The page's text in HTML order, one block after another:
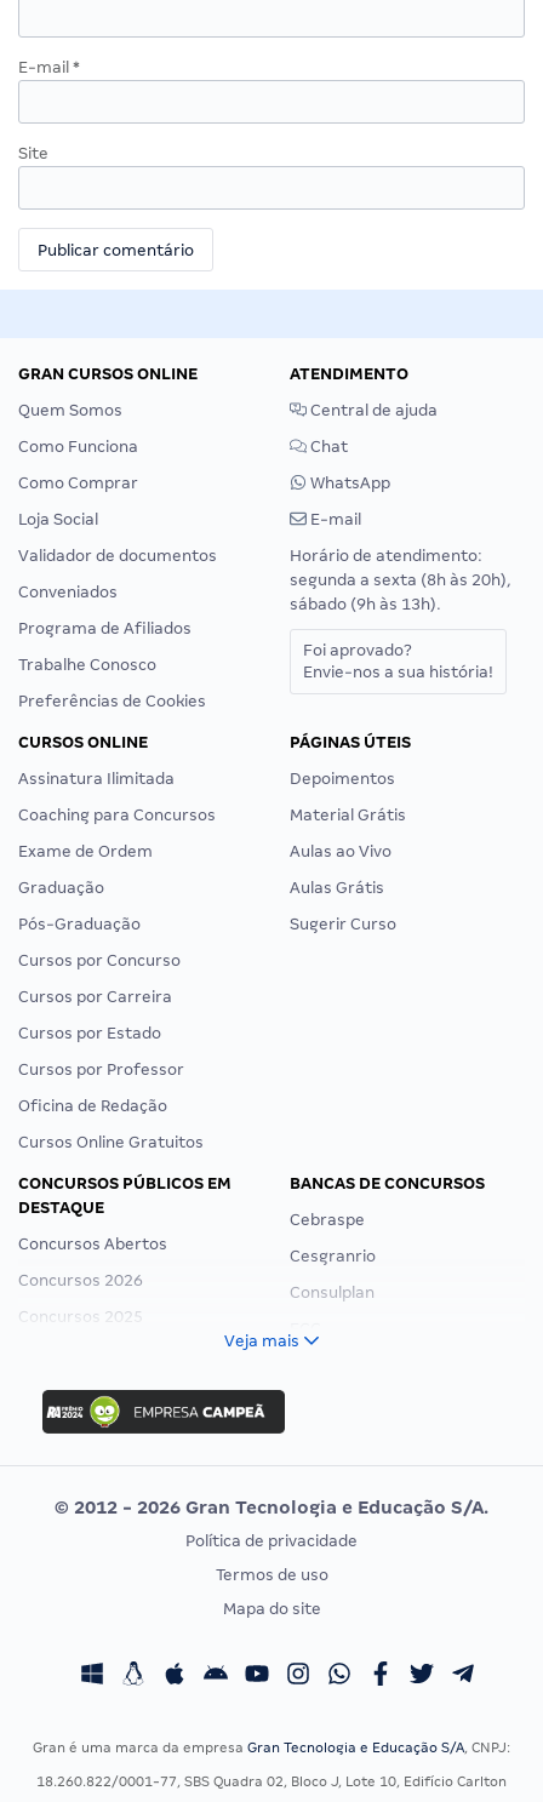
E-mail *
Site
GRAN CURSOS ONLINE
Quem Somos
Como Funciona
Como Comprar
Loja Social
Validador de documentos
Conveniados
Programa de Afiliados
Trabalhe Conosco
Preferências de Cookies
ATENDIMENTO
Central de ajuda
Chat
WhatsApp
E-mail
Horário de atendimento:
segunda a sexta (8h às 20h),
sábado (9h às 13h).
Foi aprovado?
Envie-nos a sua história!
CURSOS ONLINE
Assinatura Ilimitada
Coaching para Concursos
Exame de Ordem
Graduação
Pós-Graduação
Cursos por Concurso
Cursos por Carreira
Cursos por Estado
Cursos por Professor
Oficina de Redação
Cursos Online Gratuitos
PÁGINAS ÚTEIS
Depoimentos
Material Grátis
Aulas ao Vivo
Aulas Grátis
Sugerir Curso
CONCURSOS PÚBLICOS EM
DESTAQUE
Concursos Abertos
Concursos 2026
Concursos 2025
Concurso Ibama
Concurso MPU
Editais publicados
BANCAS DE CONCURSOS
Cebraspe
Cesgranrio
Consulplan
Vunesp
CONCURSOS POR PROFISSÃO
Concursos Fiscais
EXAME DE ORDEM
Calendário OAB
Veja mais
© 2012 - 2026 Gran Tecnologia e Educação S/A.
Política de privacidade
Termos de uso
Mapa do site
Gran é uma marca da empresa Gran Tecnologia e Educação S/A, CNPJ:
18.260.822/0001-77, SBS Quadra 02, Bloco J, Lote 10, Edifício Carlton